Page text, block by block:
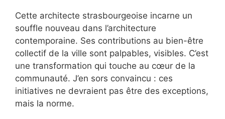
Cette architecte strasbourgeoise incarne un
souffle nouveau dans l’architecture
contemporaine. Ses contributions au bien-être
collectif de la ville sont palpables, visibles. C’est
une transformation qui touche au cœur de la
communauté. J’en sors convaincu : ces
initiatives ne devraient pas être des exceptions,
mais la norme.